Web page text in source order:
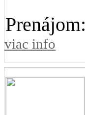
Prenájom:
viac info